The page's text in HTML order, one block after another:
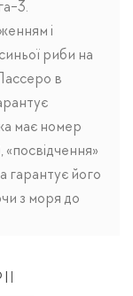
3.
і
риби на
в
має номер
гарантує його
з моря до